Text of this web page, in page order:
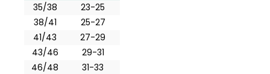
35/38
23-25
38/41
25-27
41/43
27-29
43/46
29-31
46/48
31-33